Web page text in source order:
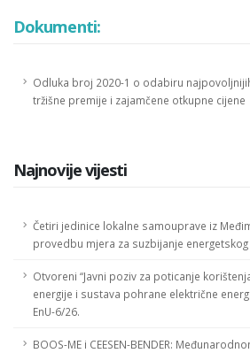
Dokumenti:
Odluka broj 2020-1 o odabiru
tržišne premije i zajamčene otkupne cijene
Najnovije vijesti
Četiri jedinice lokalne samouprave iz
provedbu mjera za suzbijanje
Otvoreni “Javni poziv za poticanje
energije i sustava pohrane električne
EnU-6/26.
BOOS-ME i CEESEN-BENDER: